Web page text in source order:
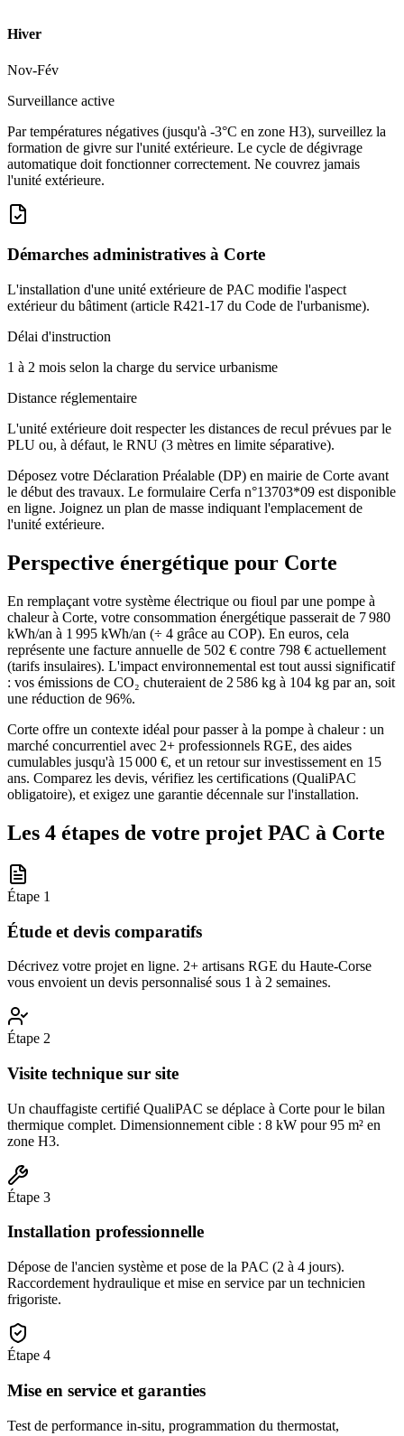
Hiver
Nov-Fév
Surveillance active
Par températures négatives (jusqu'à -3°C en zone H3), surveillez la
formation de givre sur l'unité extérieure. Le cycle de dégivrage
automatique doit fonctionner correctement. Ne couvrez jamais
l'unité extérieure.
Démarches administratives à Corte
L'installation d'une unité extérieure de PAC modifie l'aspect
extérieur du bâtiment (article R421-17 du Code de l'urbanisme).
Délai d'instruction
1 à 2 mois selon la charge du service urbanisme
Distance réglementaire
L'unité extérieure doit respecter les distances de recul prévues par le
PLU ou, à défaut, le RNU (3 mètres en limite séparative).
Déposez votre Déclaration Préalable (DP) en mairie de Corte avant
le début des travaux. Le formulaire Cerfa n°13703*09 est disponible
en ligne. Joignez un plan de masse indiquant l'emplacement de
l'unité extérieure.
Perspective énergétique pour Corte
En remplaçant votre système électrique ou fioul par une pompe à
chaleur à Corte, votre consommation énergétique passerait de 7 980
kWh/an à 1 995 kWh/an (÷ 4 grâce au COP). En euros, cela
représente une facture annuelle de 502 € contre 798 € actuellement
(tarifs insulaires). L'impact environnemental est tout aussi significatif
: vos émissions de CO₂ chuteraient de 2 586 kg à 104 kg par an, soit
une réduction de 96%.
Corte offre un contexte idéal pour passer à la pompe à chaleur : un
marché concurrentiel avec 2+ professionnels RGE, des aides
cumulables jusqu'à 15 000 €, et un retour sur investissement en 15
ans. Comparez les devis, vérifiez les certifications (QualiPAC
obligatoire), et exigez une garantie décennale sur l'installation.
Les 4 étapes de votre projet PAC à Corte
Étape 1
Étude et devis comparatifs
Décrivez votre projet en ligne. 2+ artisans RGE du Haute-Corse
vous envoient un devis personnalisé sous 1 à 2 semaines.
Étape 2
Visite technique sur site
Un chauffagiste certifié QualiPAC se déplace à Corte pour le bilan
thermique complet. Dimensionnement cible : 8 kW pour 95 m² en
zone H3.
Étape 3
Installation professionnelle
Dépose de l'ancien système et pose de la PAC (2 à 4 jours).
Raccordement hydraulique et mise en service par un technicien
frigoriste.
Étape 4
Mise en service et garanties
Test de performance in-situ, programmation du thermostat,